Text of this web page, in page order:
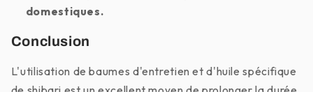
domestiques.
Conclusion
L'utilisation de baumes d'entretien et d'huile spécifique